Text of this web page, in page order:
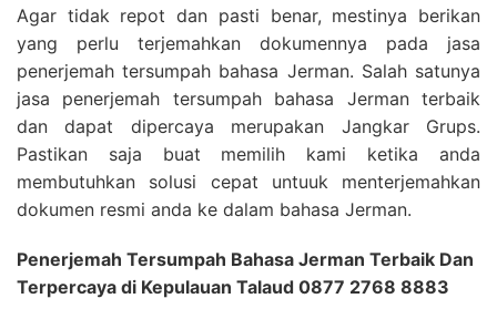
Agar tidak repot dan pasti benar, mestinya berikan
yang perlu terjemahkan dokumennya pada jasa
penerjemah tersumpah bahasa Jerman. Salah satunya
jasa penerjemah tersumpah bahasa Jerman terbaik
dan dapat dipercaya merupakan Jangkar Grups.
Pastikan saja buat memilih kami ketika anda
membutuhkan solusi cepat untuuk menterjemahkan
dokumen resmi anda ke dalam bahasa Jerman.
Penerjemah Tersumpah Bahasa Jerman Terbaik Dan
Terpercaya di Kepulauan Talaud 0877 2768 8883